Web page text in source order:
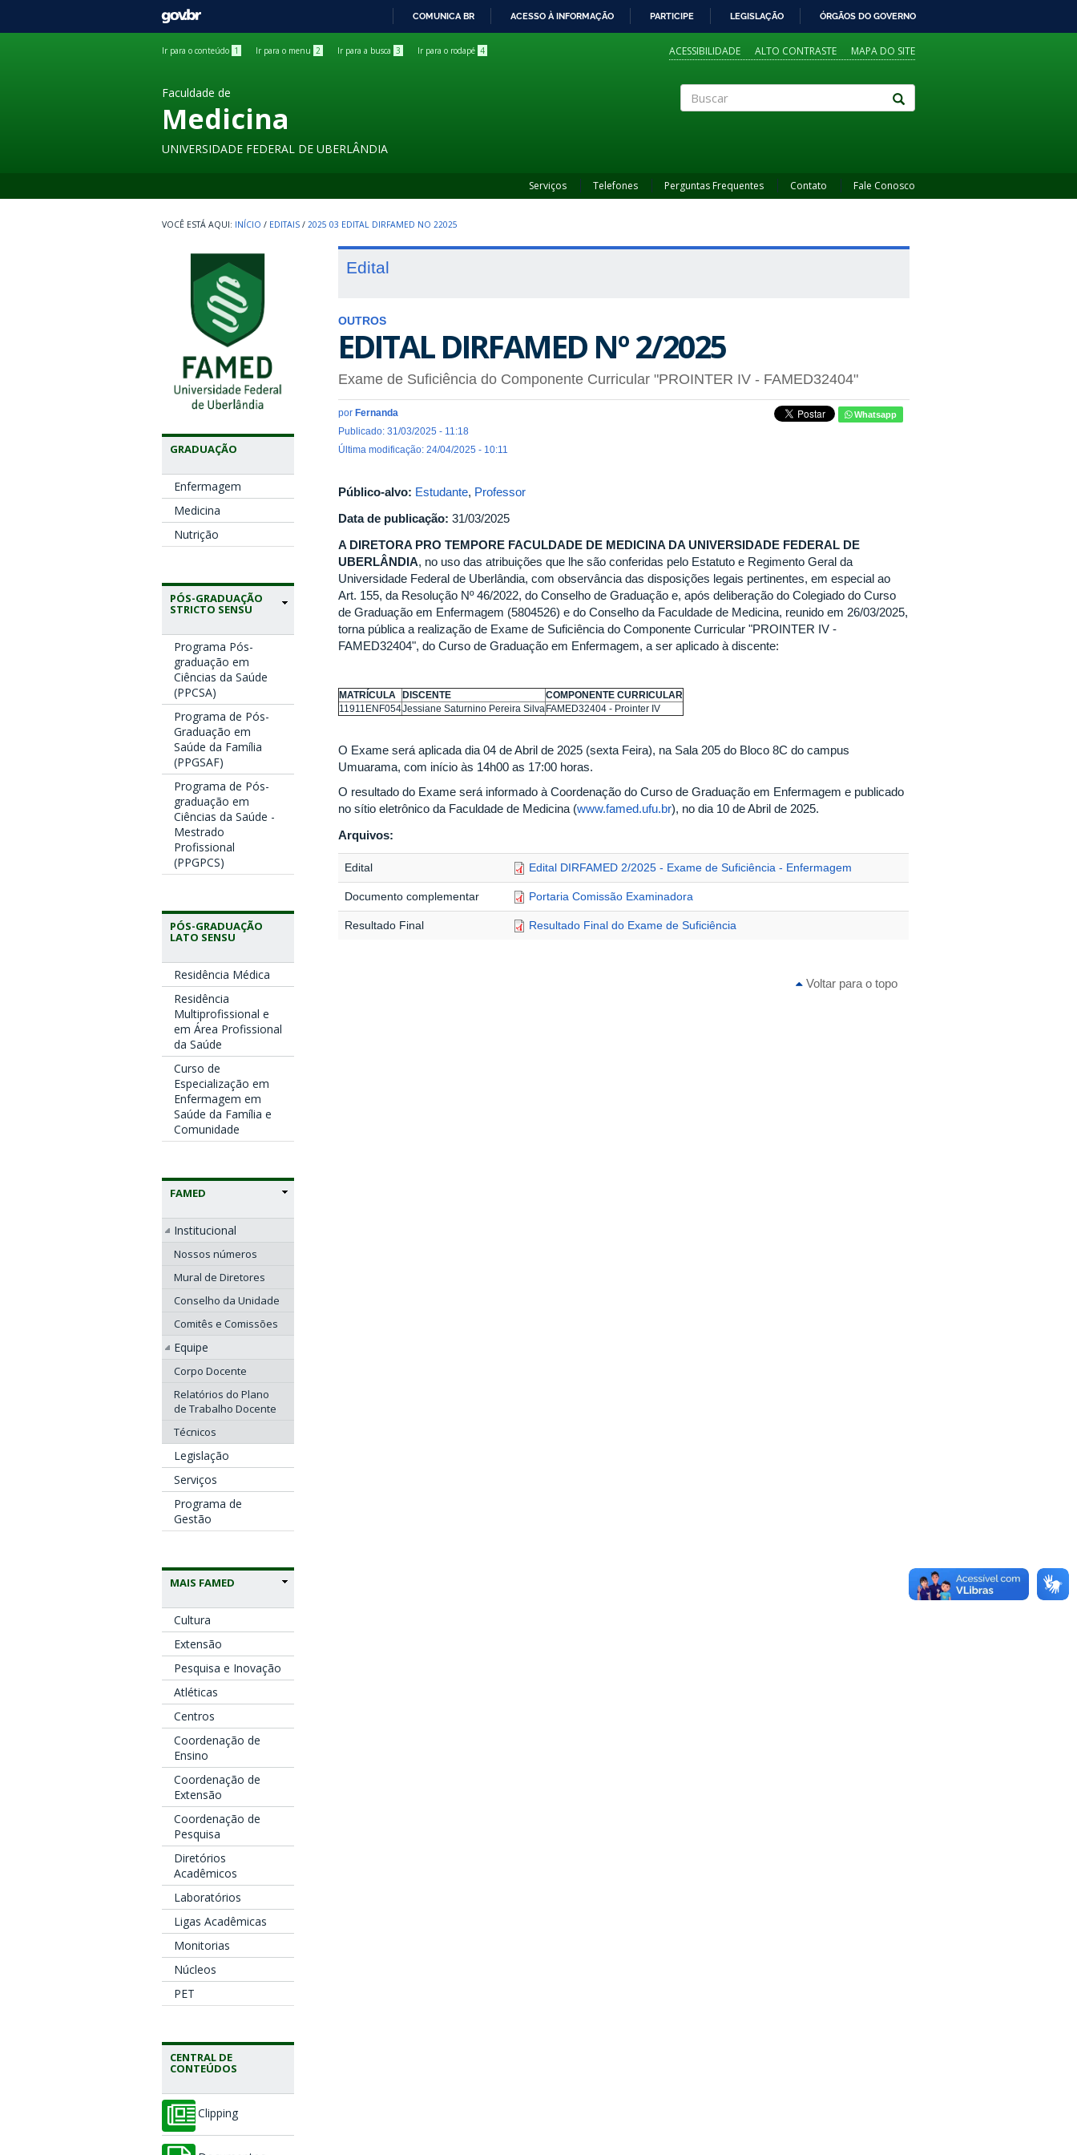
GOVBR
COMUNICA BR ACESSO À INFORMAÇÃO PARTICIPE LEGISLAÇÃO ÓRGÃOS DO GOVERNO
Ir para o conteúdo 1 Ir para o menu 2 Ir para a busca 3 Ir para o rodapé 4 ACESSIBILIDADE ALTO CONTRASTE MAPA DO SITE
Faculdade de
Medicina
UNIVERSIDADE FEDERAL DE UBERLÂNDIA
Serviços Telefones Perguntas Frequentes Contato Fale Conosco
INÍCIO / EDITAIS / 2025 03 EDITAL DIRFAMED NO 22025
GRADUAÇÃO
Enfermagem
Medicina
Nutrição
PÓS-GRADUAÇÃO
STRICTO SENSU
Programa Pós-
graduação em
Ciências da Saúde
(PPCSA)
Programa de Pós-
Graduação em
Saúde da Família
(PPGSAF)
Programa de Pós-
graduação em
Ciências da Saúde -
Mestrado
Profissional
(PPGPCS)
PÓS-GRADUAÇÃO
LATO SENSU
Residência Médica
Residência
Multiprofissional e
em Área Profissional
da Saúde
Curso de
Especialização em
Enfermagem em
Saúde da Família e
Comunidade
FAMED
Institucional
Nossos números
Mural de Diretores
Conselho da Unidade
Comitês e Comissões
Equipe
Corpo Docente
Relatórios do Plano
de Trabalho Docente
Técnicos
Legislação
Serviços
Programa de
Gestão
MAIS FAMED
Cultura
Extensão
Pesquisa e Inovação
Atléticas
Centros
Coordenação de
Ensino
Coordenação de
Extensão
Coordenação de
Pesquisa
Diretórios
Acadêmicos
Laboratórios
Ligas Acadêmicas
Monitorias
Núcleos
PET
CENTRAL DE
CONTEÚDOS
Clipping
Edital
OUTROS
EDITAL DIRFAMED Nº 2/2025
Exame de Suficiência do Componente Curricular "PROINTER IV - FAMED32404"
por Fernanda
Publicado: 31/03/2025 - 11:18
Última modificação: 24/04/2025 - 10:11
Whatsapp
Público-alvo: Estudante, Professor
Data de publicação: 31/03/2025
A DIRETORA PRO TEMPORE FACULDADE DE MEDICINA DA UNIVERSIDADE FEDERAL DE
UBERLÂNDIA, no uso das atribuições que lhe são conferidas pelo Estatuto e Regimento Geral da
Universidade Federal de Uberlândia, com observância das disposições legais pertinentes, em especial ao
Art. 155, da Resolução Nº 46/2022, do Conselho de Graduação e, após deliberação do Colegiado do Curso
de Graduação em Enfermagem (5804526) e do Conselho da Faculdade de Medicina, reunido em 26/03/2025,
torna pública a realização de Exame de Suficiência do Componente Curricular "PROINTER IV -
FAMED32404", do Curso de Graduação em Enfermagem, a ser aplicado à discente:
MATRÍCULA DISCENTE​
COMPONENTE CURRICULAR​
11911ENF054Jessiane Saturnino Pereira Silva FAMED32404 - Prointer IV
O Exame será aplicada dia 04 de Abril de 2025 (sexta Feira), na Sala 205 do Bloco 8C do campus
Umuarama, com início às 14h00 as 17:00 horas.
O resultado do Exame será informado à Coordenação do Curso de Graduação em Enfermagem e publicado
no sítio eletrônico da Faculdade de Medicina (www.famed.ufu.br), no dia 10 de Abril de 2025.
Arquivos:
Edital Edital DIRFAMED 2/2025 - Exame de Suficiência - Enfermagem
Documento complementar Portaria Comissão Examinadora
Resultado Final Resultado Final do Exame de Suficiência
Voltar para o topo